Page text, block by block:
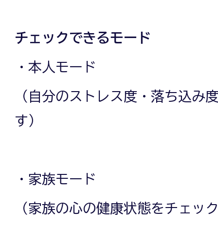
チェックできるモード
・本人モード
（自分のストレス度・落ち込み
す）
・家族モード
（家族の心の健康状態をチェッ